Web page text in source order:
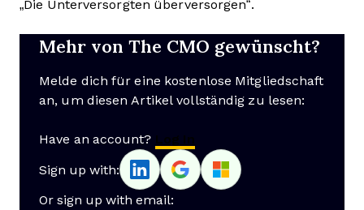
„Die Unterversorgten überversorgen“.
Mehr von The CMO gewünscht?
Melde dich für eine kostenlose Mitgliedschaft
an, um diesen Artikel vollständig zu lesen:
Have an account? Log In
Sign up with:
Or sign up with email: